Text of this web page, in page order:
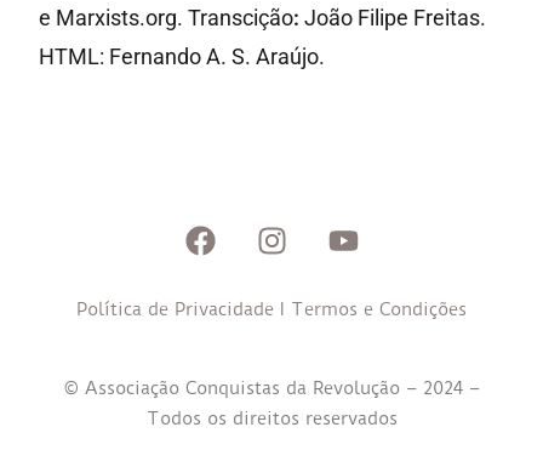
e Marxists.org. Transcição:João Filipe Freitas.
HTML: Fernando A. S. Araújo.
Política de Privacidade I Termos e Condições
© Associação Conquistas da Revolução – 2024 –
Todos os direitos reservados